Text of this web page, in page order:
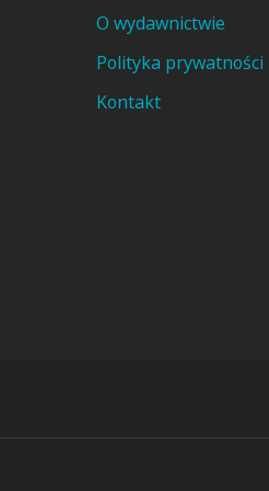
O wydawnictwie
Polityka prywatności
Kontakt